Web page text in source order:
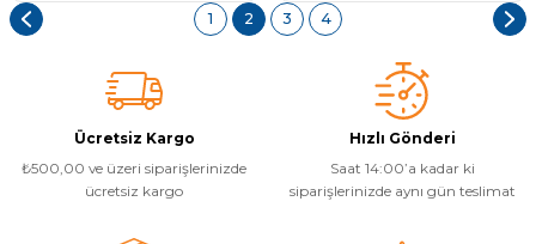
1 2 3 4
Ücretsiz Kargo
₺500,00 ve üzeri siparişlerinizde
ücretsiz kargo
Hızlı Gönderi
Saat 14:00’a kadar ki
siparişlerinizde aynı gün teslimat